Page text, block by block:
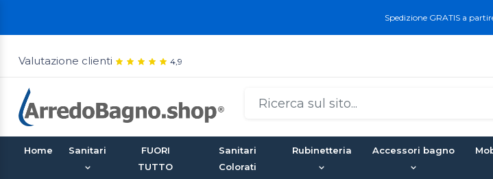
Spedizione GRATIS a
Valutazione clienti 4,9
Home Sanitari
FUORI
TUTTO
Sanitari
Colorati
Rubinetteria Accessori bagno